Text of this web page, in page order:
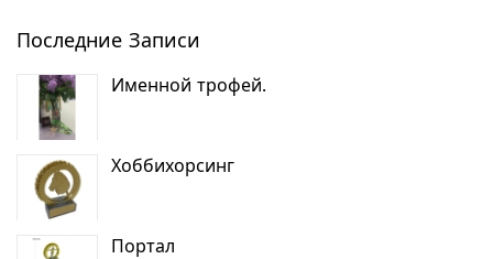
Последние Записи
Именной трофей.
Хоббихорсинг
Портал